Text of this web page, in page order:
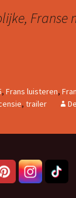
Franse
BÉLIER
, Frans luisteren,
, trailer